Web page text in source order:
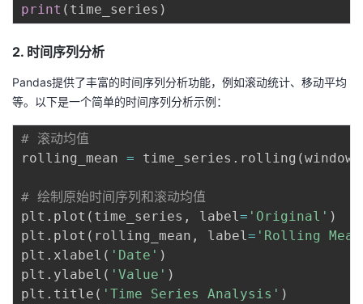
print ( time_series )
2. 时间序列分析
Pandas提供了丰富的时间序列分析功能，例如滚动统计、移动平均
等。以下是一个简单的时间序列分析示例：
# 滚动均值
rolling_mean = time_series . rolling (window
# 绘制原始时间序列和滚动均值
plt . plot ( time_series , label = 'Original' )
plt . plot ( rolling_mean , label = 'Rolling
plt . xlabel ( 'Date' )
plt . ylabel ( 'Value' )
plt . title ( 'Time Series Analysis' )